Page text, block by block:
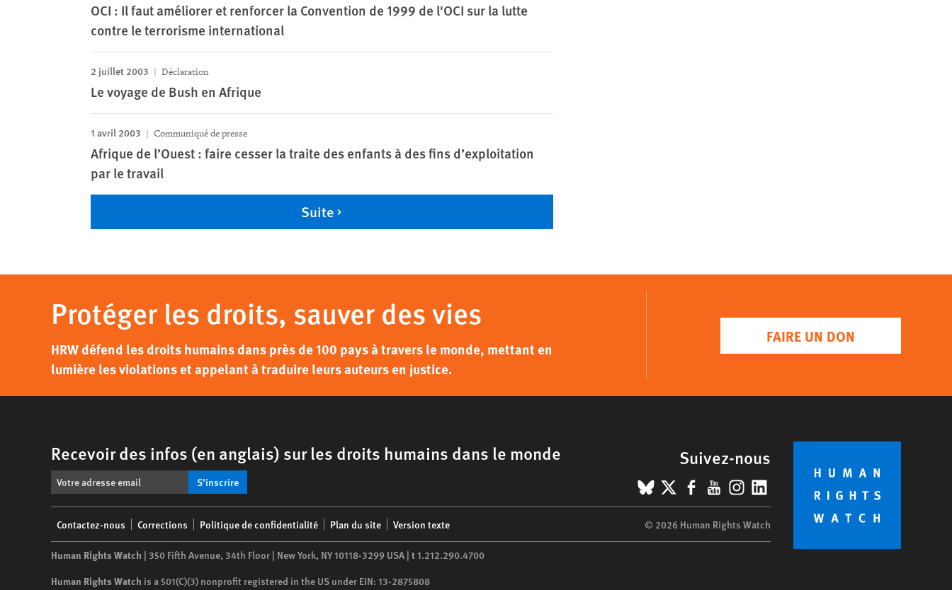
OCI : Il faut améliorer et renforcer la Convention de 1999 de l'OCI sur la lutte
contre le terrorisme international
2 juillet 2003 Déclaration
Le voyage de Bush en Afrique
1 avril 2003 Communiqué de presse
Afrique de l’Ouest : faire cesser la traite des enfants à des fins d’exploitation
par le travail
Suite
Protéger les droits, sauver des vies
HRW défend les droits humains dans près de 100 pays à travers le monde, mettant en
lumière les violations et appelant à traduire leurs auteurs en justice.
FAIRE UN DON
Recevoir des infos (en anglais) sur les droits humains dans le monde
S’inscrire
Suivez-nous
BlueSky
X Facebook
YouTube
Instagram
LinkedIn
menu
Contactez-nous Corrections Politique de confidentialité Plan du site Version texte © 2026 Human Rights Watch
Human Rights Watch | 350 Fifth Avenue, 34th Floor | New York, NY10118-3299 USA | t1.212.290.4700
Human Rights Watch is a 501(C)(3) nonprofit registered in the US under EIN: 13-2875808